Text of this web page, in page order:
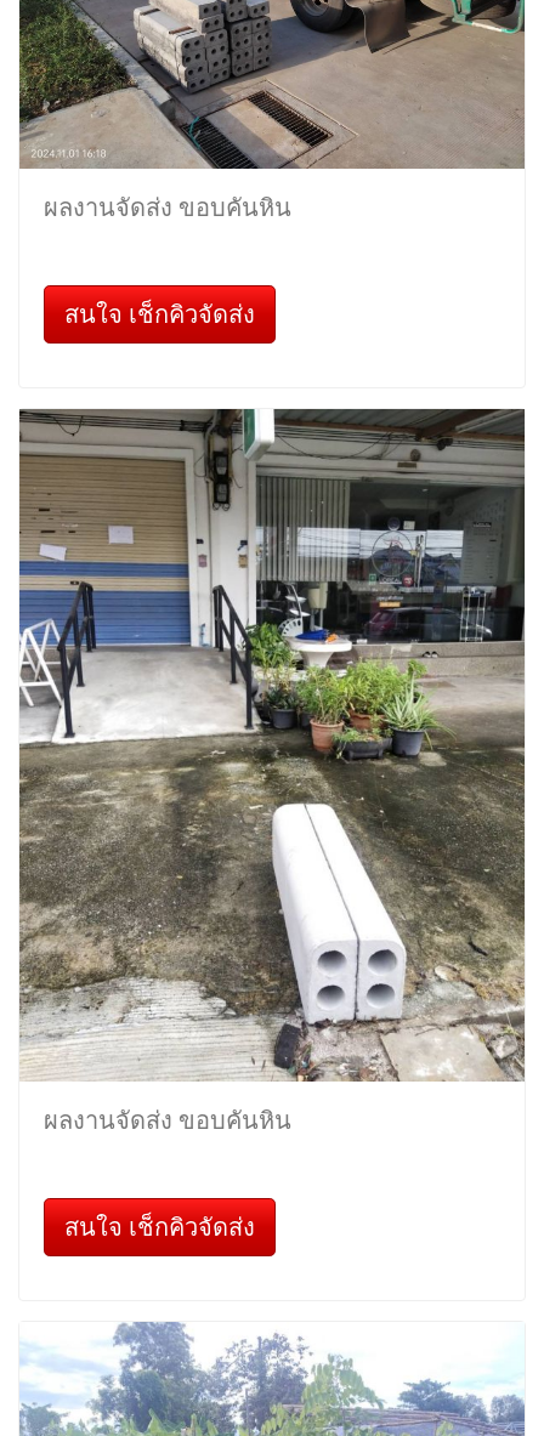
ผลงานจัดส่ง ขอบคันหิน
สนใจ เช็กคิวจัดส่ง
ผลงานจัดส่ง ขอบคันหิน
สนใจ เช็กคิวจัดส่ง